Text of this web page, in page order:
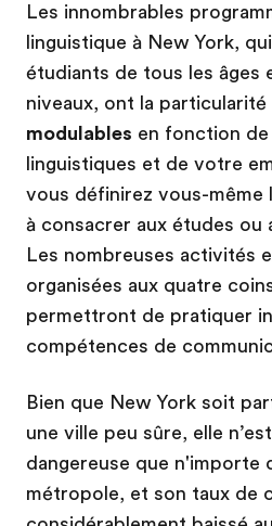
Les innombrables
linguistique à New York,
étudiants de tous les âges
niveaux, ont la particularité
modulables en fonction
linguistiques et de votre
vous définirez vous-même
à consacrer aux études ou
Les nombreuses activités
organisées aux quatre
permettront de pratiquer
compétences de
Bien que New York soit
une ville peu sûre, elle
dangereuse que n'importe
métropole, et son taux de